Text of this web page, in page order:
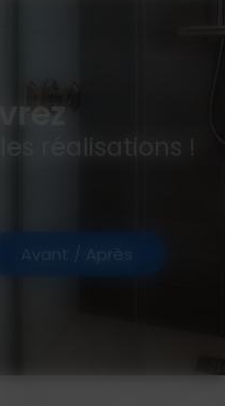
réalisations !
Avant / Après